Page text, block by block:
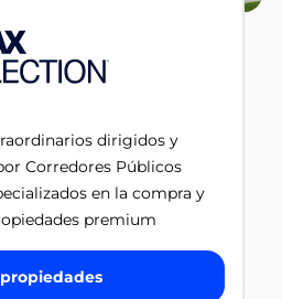
dirigidos y
Corredores Públicos
en la compra y
premium
propiedades